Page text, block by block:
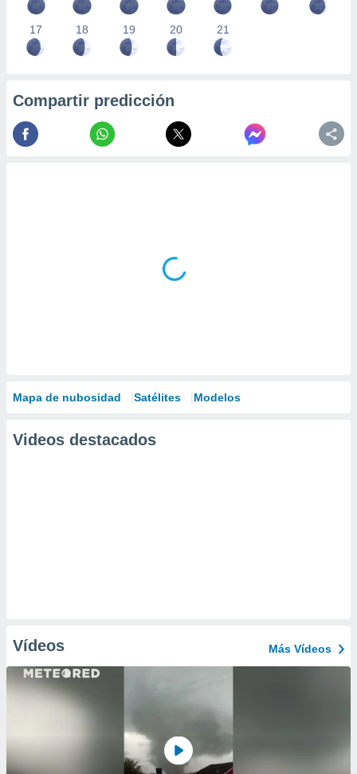
17 18 19 20 21
Compartir predicción
Mapa de nubosidad Satélites Modelos
Videos destacados
Vídeos Más Vídeos